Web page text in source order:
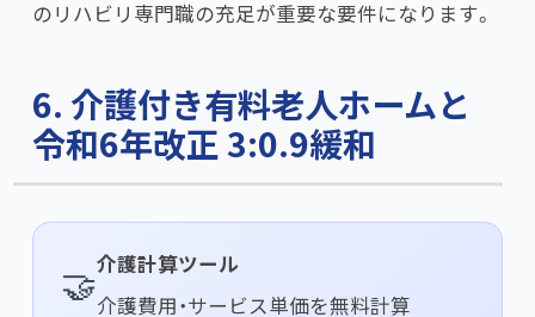
のリハビリ専門職の充足が重要な要件になります。
6. 介護付き有料老人ホームと
令和6年改正 3:0.9緩和
🤝
介護計算ツール
介護費用・サービス単価を無料計算